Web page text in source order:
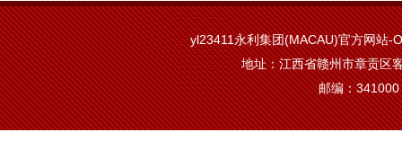
yl23411永利集团(MACAU)官方网站-
地址：江西省赣州市章贡区
邮编：341000